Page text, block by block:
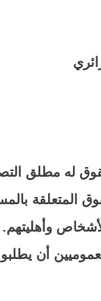
له مطلق
المتعلقة
وأهليتهم.
أن